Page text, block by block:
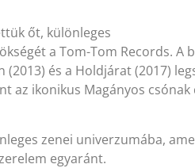
őt, különleges
a Tom-Tom Records. A
és a Holdjárat (2017)
az ikonikus Magányos csónak
zenei univerzumába,
egyaránt.